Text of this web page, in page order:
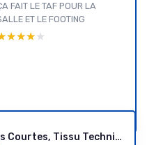
FAIT LE TAF POUR LA
ET LE FOOTING
T-shirt Léger à Manches Courtes, Tissu Technique et Extensible qui Évacue l’Humidité et Sèche Rapidement Homme, Packs Multiples 2 Bleu Marine/Gris Graphite Chiné L